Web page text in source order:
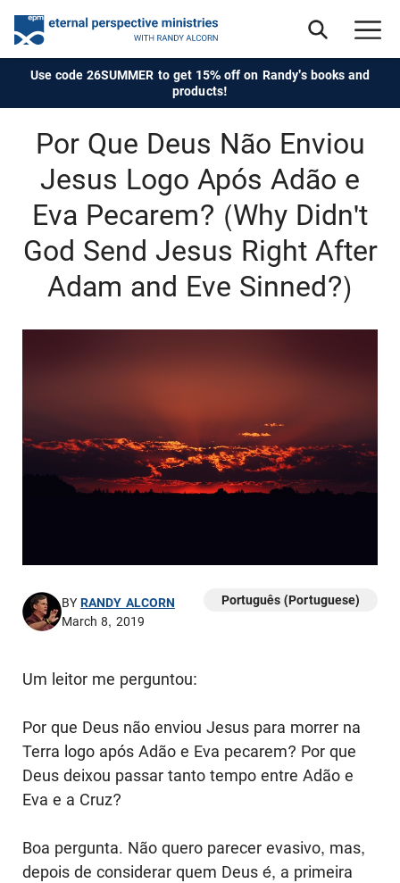
Use code 26SUMMER to get 15% off on Randy's books and
products!
Por Que Deus Não Enviou
Jesus Logo Após Adão e
Eva Pecarem? (Why Didn't
God Send Jesus Right After
Adam and Eve Sinned?)
BYRANDY ALCORN
March 8, 2019
Português (Portuguese)
Um leitor me perguntou:
Por que Deus não enviou Jesus para morrer na
Terra logo após Adão e Eva pecarem? Por que
Deus deixou passar tanto tempo entre Adão e
Eva e a Cruz?
Boa pergunta. Não quero parecer evasivo, mas,
depois de considerar quem Deus é, a primeira